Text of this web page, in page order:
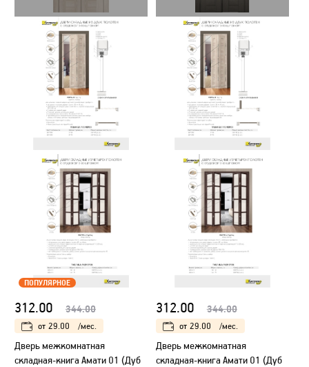
ПОПУЛЯРНОЕ
312.00 344.00
от 29.00 /мес.
Дверь межкомнатная
складная-книга Амати 01 (Дуб
312.00 344.00
от 29.00 /мес.
Дверь межкомнатная
складная-книга Амати 01 (Дуб